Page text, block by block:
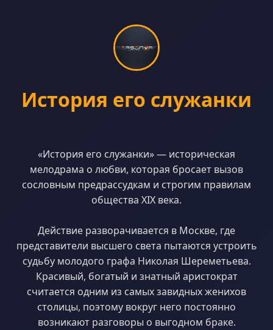
История его служанки
«История его служанки» — историческая
мелодрама о любви, которая бросает вызов
сословным предрассудкам и строгим правилам
общества XIX века.
Действие разворачивается в Москве, где
представители высшего света пытаются устроить
судьбу молодого графа Николая Шереметьева.
Красивый, богатый и знатный аристократ
считается одним из самых завидных женихов
столицы, поэтому вокруг него постоянно
возникают разговоры о выгодном браке.